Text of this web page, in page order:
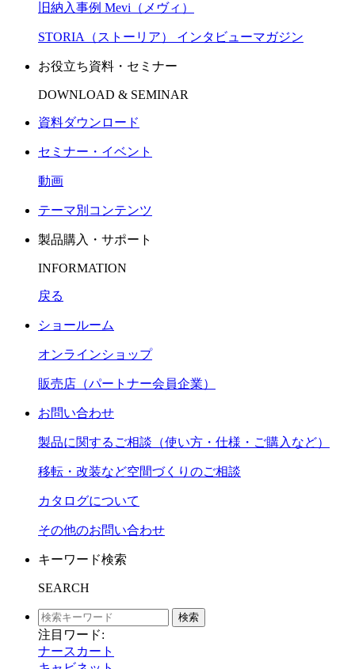
旧納入事例 Mevi（メヴィ）
STORIA（ストーリア） インタビューマガジン
お役立ち資料・セミナー
DOWNLOAD & SEMINAR
資料ダウンロード
セミナー・イベント
動画
テーマ別コンテンツ
製品購入・サポート
INFORMATION
戻る
ショールーム
オンラインショップ
販売店（パートナー会員企業）
お問い合わせ
製品に関するご相談（使い方・仕様・ご購入など）
移転・改装など空間づくりのご相談
カタログについて
その他のお問い合わせ
キーワード検索
SEARCH
検索
注目ワード:
ナースカート